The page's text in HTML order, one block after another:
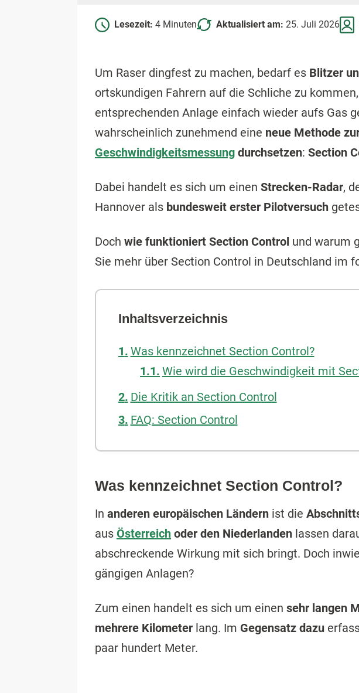
Lesezeit: 4 Minuten Aktualisiert am: 25. Juli 2026
Um Raser dingfest zu machen, bedarf es Blitzer
ortskundigen Fahrern auf die Schliche zu
entsprechenden Anlage einfach wieder aufs Gas
wahrscheinlich zunehmend eine neue Methode
Geschwindigkeitsmessung durchsetzen: Section
Dabei handelt es sich um einen Strecken-Radar,
Hannover als bundesweit erster Pilotversuch
Doch wie funktioniert Section Control und warum
Sie mehr über Section Control in Deutschland im
Inhaltsverzeichnis
Was kennzeichnet Section Control?
Wie wird die Geschwindigkeit mit
Die Kritik an Section Control
FAQ: Section Control
Was kennzeichnet Section Control?
In anderen europäischen Ländern ist die
aus Österreich oder den Niederlanden lassen
abschreckende Wirkung mit sich bringt. Doch
gängigen Anlagen?
Zum einen handelt es sich um einen sehr langen
mehrere Kilometer lang. Im Gegensatz dazu
paar hundert Meter.